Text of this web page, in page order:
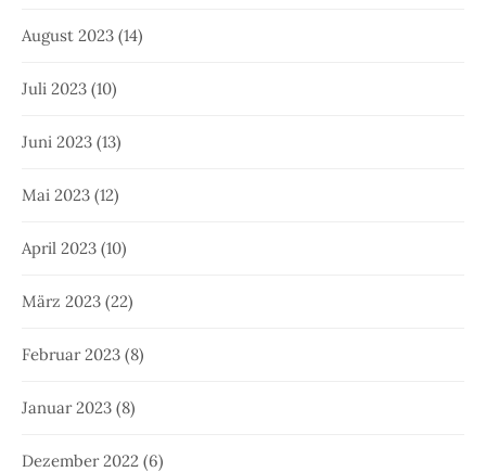
August 2023 (14)
Juli 2023 (10)
Juni 2023 (13)
Mai 2023 (12)
April 2023 (10)
März 2023 (22)
Februar 2023 (8)
Januar 2023 (8)
Dezember 2022 (6)